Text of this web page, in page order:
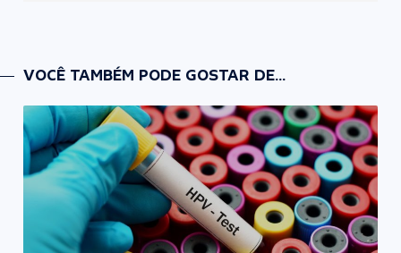
VOCÊ TAMBÉM PODE GOSTAR DE...